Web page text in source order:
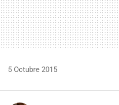
5 Octubre 2015